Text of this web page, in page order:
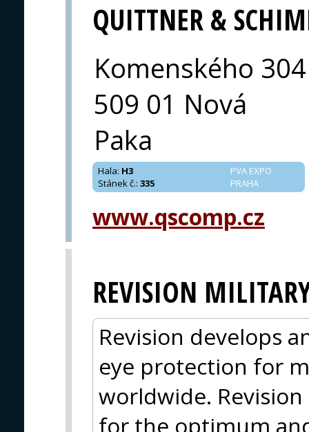
QUITTNER &
Komenského 304
509 01 Nová
Paka
PVA EXPO
PRAHA
Hala: H3
Stánek č.: 335
www.qscomp.cz
REVISION
Revision develops
eye protection for
worldwide.
for the optimum